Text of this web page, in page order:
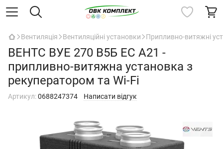
Вентиляція Вентиляційні установки Припливно-витяжні
ВЕНТС ВУЕ 270 В5Б ЕС А21 -
припливно-витяжна установка з
рекуператором та Wi-Fi
Артикул:0688247374 Написати відгук